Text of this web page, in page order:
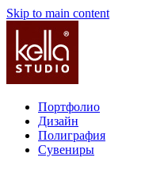
Skip to main content
Портфолио
Дизайн
Полиграфия
Сувениры